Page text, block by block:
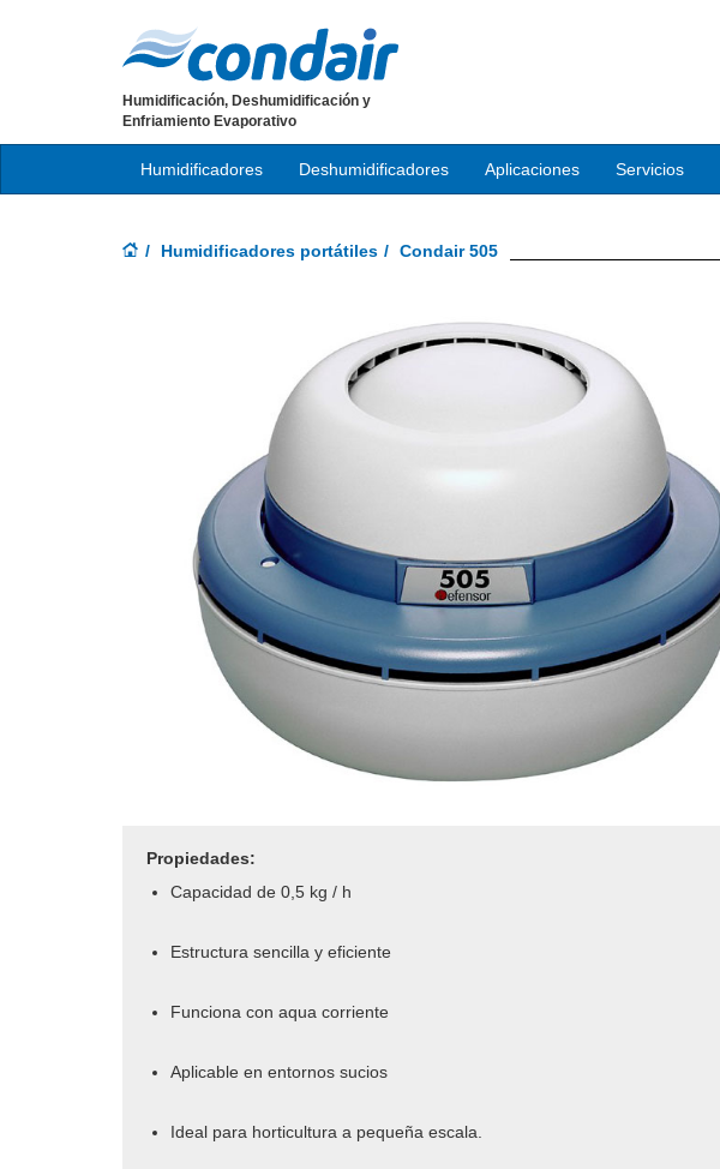
Humidificación, Deshumidificación y
Enfriamiento Evaporativo
Humidificadores Deshumidificadores Aplicaciones Servicios
Humidificadores portátiles Condair 505
Propiedades:
Capacidad de 0,5 kg / h
Estructura sencilla y eficiente
Funciona con aqua corriente
Aplicable en entornos sucios
Ideal para horticultura a pequeña escala.